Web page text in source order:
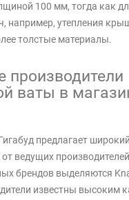
100 мм, тогда как
например, утепления
толстые материалы.
производители
ваты в
предлагает
ведущих
брендов выделяются
известны высоким